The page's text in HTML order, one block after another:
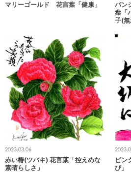
マリーゴールド 花言葉「健康」
パン
葉「
子(無
2023.03.06
赤い椿(ツバキ) 花言葉「控えめな
素晴らしさ」
ピン
び」